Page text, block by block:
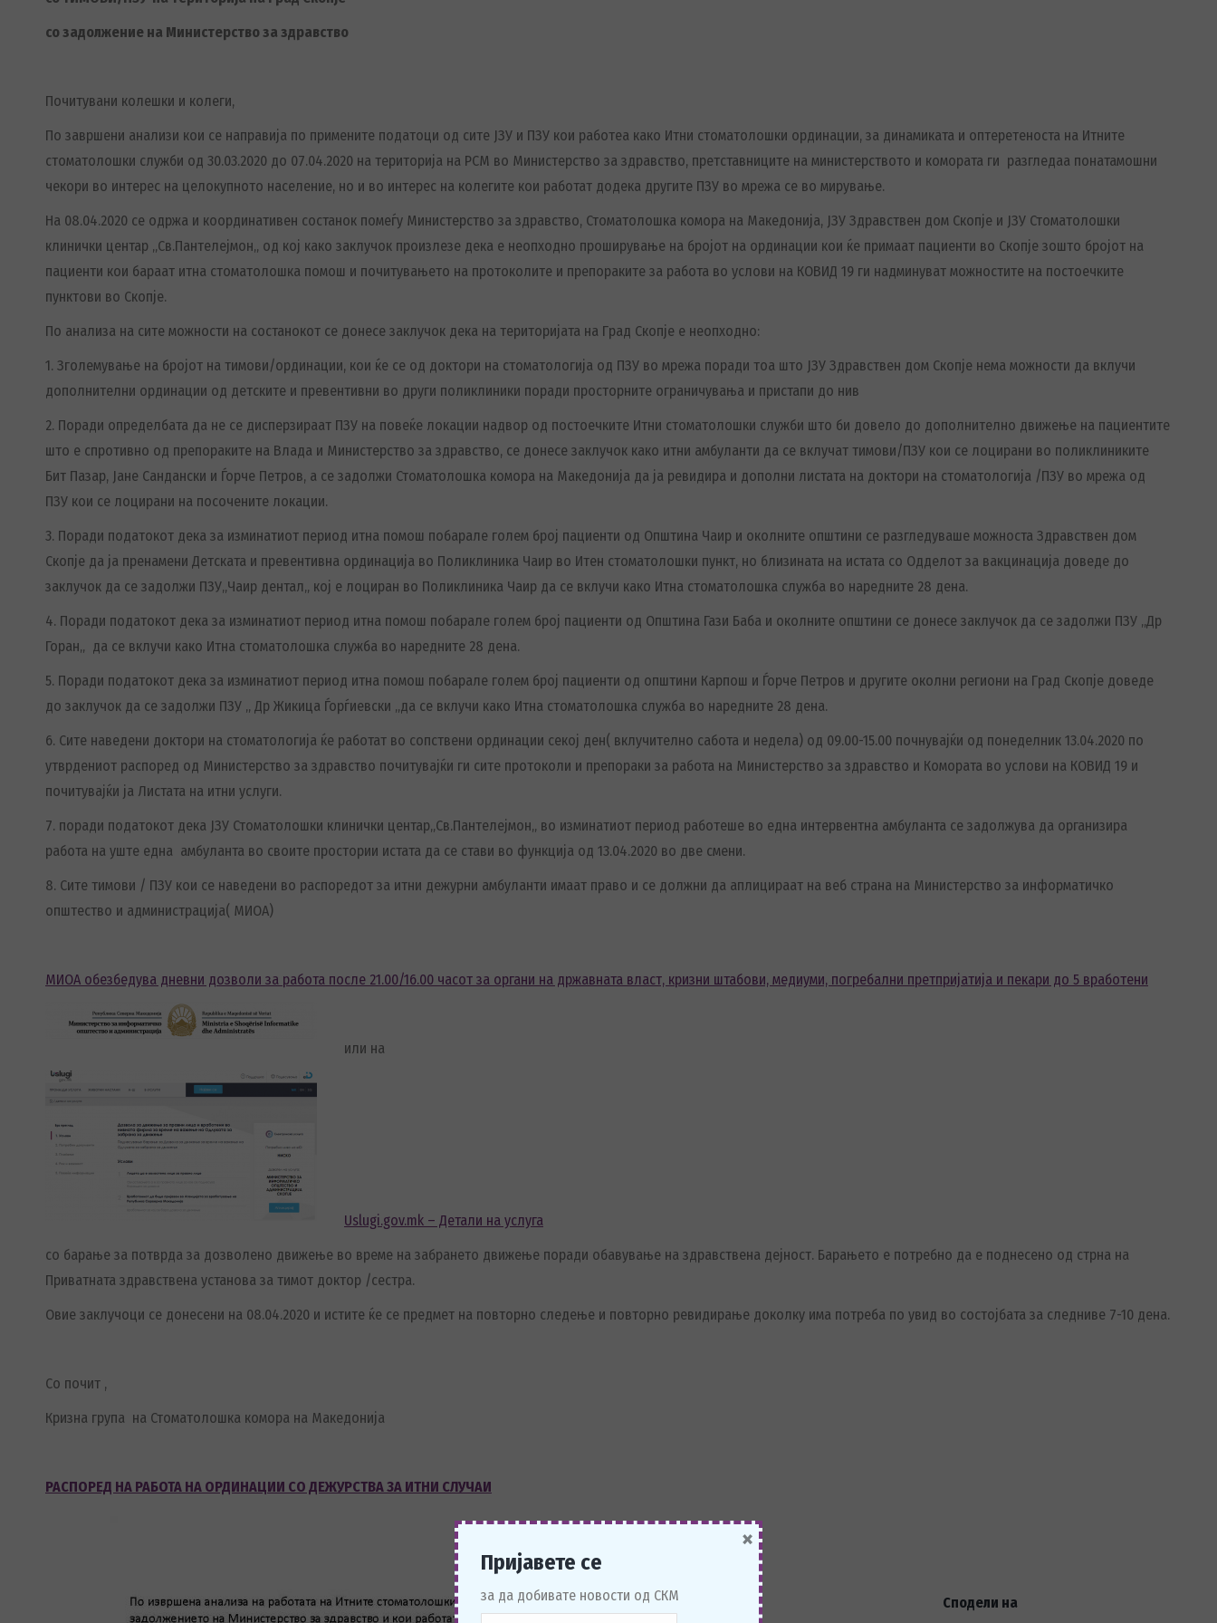
со задолжение на Министерство за здравство
Почитувани колешки и колеги,
По завршени анализи кои се направија по примените податоци од сите ЈЗУ и ПЗУ кои работеа како Итни стоматолошки ординации, за динамиката и оптеретеноста на Итните
стоматолошки служби од 30.03.2020 до 07.04.2020 на територија на РСМ во Министерство за здравство, претставниците на министерството и комората ги разгледаа понатамошни
чекори во интерес на целокупното население, но и во интерес на колегите кои работат додека другите ПЗУ во мрежа се во мирување.
На 08.04.2020 се одржа и координативен состанок помеѓу Министерство за здравство, Стоматолошка комора на Македонија, ЈЗУ Здравствен дом Скопје и ЈЗУ Стоматолошки
клинички центар „Св.Пантелејмон„ од кој како заклучок произлезе дека е неопходно проширување на бројот на ординации кои ќе примаат пациенти во Скопје зошто бројот на
пациенти кои бараат итна стоматолошка помош и почитувањето на протоколите и препораките за работа во услови на КОВИД 19 ги надминуват можностите на постоечките
пунктови во Скопје.
По анализа на сите можности на состанокот се донесе заклучок дека на територијата на Град Скопје е неопходно:
1. Зголемување на бројот на тимови/ординации, кои ќе се од доктори на стоматологија од ПЗУ во мрежа поради тоа што ЈЗУ Здравствен дом Скопје нема можности да вклучи
дополнителни ординации од детските и превентивни во други поликлиники поради просторните ограничувања и пристапи до нив
2. Поради определбата да не се дисперзираат ПЗУ на повеќе локации надвор од постоечките Итни стоматолошки служби што би довело до дополнително движење на пациентите
што е спротивно од препораките на Влада и Министерство за здравство, се донесе заклучок како итни амбуланти да се вклучат тимови/ПЗУ кои се лоцирани во поликлиниките
Бит Пазар, Јане Сандански и Ѓорче Петров, а се задолжи Стоматолошка комора на Македонија да ја ревидира и дополни листата на доктори на стоматологија /ПЗУ во мрежа од
ПЗУ кои се лоцирани на посочените локации.
3. Поради податокот дека за изминатиот период итна помош побарале голем број пациенти од Општина Чаир и околните општини се разгледуваше можноста Здравствен дом
Скопје да ја пренамени Детската и превентивна ординација во Поликлиника Чаир во Итен стоматолошки пункт, но близината на истата со Одделот за вакцинација доведе до
заклучок да се задолжи ПЗУ„Чаир дентал„ кој е лоциран во Поликлиника Чаир да се вклучи како Итна стоматолошка служба во наредните 28 дена.
4. Поради податокот дека за изминатиот период итна помош побарале голем број пациенти од Општина Гази Баба и околните општини се донесе заклучок да се задолжи ПЗУ „Др
Горан„ да се вклучи како Итна стоматолошка служба во наредните 28 дена.
5. Поради податокот дека за изминатиот период итна помош побарале голем број пациенти од општини Карпош и Ѓорче Петров и другите околни региони на Град Скопје доведе
до заклучок да се задолжи ПЗУ „ Др Жикица Ѓорѓиевски „да се вклучи како Итна стоматолошка служба во наредните 28 дена.
6. Сите наведени доктори на стоматологија ќе работат во сопствени ординации секој ден( вклучително сабота и недела) од 09.00-15.00 почнувајќи од понеделник 13.04.2020 по
утврдениот распоред од Министерство за здравство почитувајќи ги сите протоколи и препораки за работа на Министерство за здравство и Комората во услови на КОВИД 19 и
почитувајќи ја Листата на итни услуги.
7. поради податокот дека ЈЗУ Стоматолошки клинички центар„Св.Пантелејмон„ во изминатиот период работеше во една интервентна амбуланта се задолжува да организира
работа на уште една амбуланта во своите простории истата да се стави во функција од 13.04.2020 во две смени.
8. Сите тимови / ПЗУ кои се наведени во распоредот за итни дежурни амбуланти имаат право и се должни да аплицираат на веб страна на Министерство за информатичко
општество и администрација( МИОА)
МИОА обезбедува дневни дозволи за работа после 21.00/16.00 часот за органи на државната власт, кризни штабови, медиуми, погребални претпријатија и пекари до 5 вработени
или на
Uslugi.gov.mk – Детали на услуга
со барање за потврда за дозволено движење во време на забрането движење поради обавување на здравствена дејност. Барањето е потребно да е поднесено од стрна на
Приватната здравствена установа за тимот доктор /сестра.
Овие заклучоци се донесени на 08.04.2020 и истите ќе се предмет на повторно следење и повторно ревидирање доколку има потреба по увид во состојбата за следниве 7-10 дена.
Со почит ,
Кризна група на Стоматолошка комора на Македонија
РАСПОРЕД НА РАБОТА НА ОРДИНАЦИИ СО ДЕЖУРСТВА ЗА ИТНИ СЛУЧАИ
Сподели на
Пријавете се
за да добивате новости од СКМ
×